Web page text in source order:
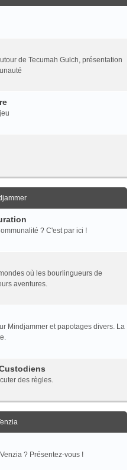
de Tecumah Gulch, présentation
? C'est par ici !
où les bourlingueurs de
aventures.
Mindjammer et papotages divers. La
des règles.
? Présentez-vous !